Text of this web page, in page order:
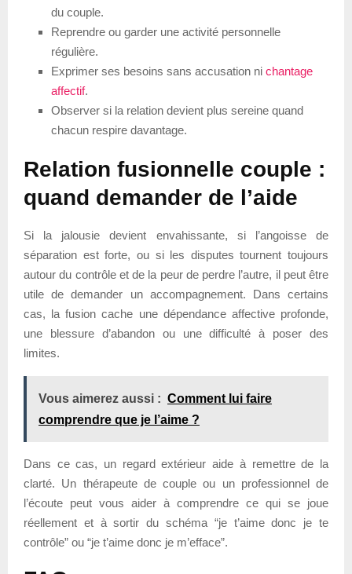
du couple.
Reprendre ou garder une activité personnelle
régulière.
Exprimer ses besoins sans accusation ni chantage
affectif.
Observer si la relation devient plus sereine quand
chacun respire davantage.
Relation fusionnelle couple :
quand demander de l’aide
Si la jalousie devient envahissante, si l’angoisse de
séparation est forte, ou si les disputes tournent toujours
autour du contrôle et de la peur de perdre l’autre, il peut être
utile de demander un accompagnement. Dans certains
cas, la fusion cache une dépendance affective profonde,
une blessure d’abandon ou une difficulté à poser des
limites.
Vous aimerez aussi : Comment lui faire
comprendre que je l’aime ?
Dans ce cas, un regard extérieur aide à remettre de la
clarté. Un thérapeute de couple ou un professionnel de
l’écoute peut vous aider à comprendre ce qui se joue
réellement et à sortir du schéma “je t’aime donc je te
contrôle” ou “je t’aime donc je m’efface”.